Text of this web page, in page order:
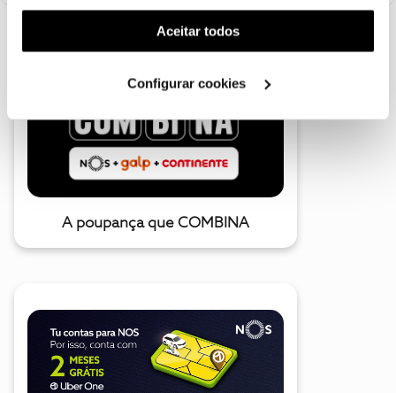
funcionalidade) e adaptar anúncios aos seus interesses
(cookies de publicidade personalizada). Pode gerir a
utilização dos cookies clicando em "Configurar
Aceitar todos
Configurar cookies
A poupança que COMBINA